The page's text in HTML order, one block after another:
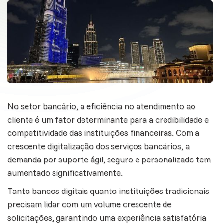
No setor bancário, a eficiência noatendimento ao
clienteé um fator determinante para a credibilidade e
competitividade das instituições financeiras. Com a
crescente digitalização dos serviços bancários, a
demanda por suporte ágil, seguro e personalizado tem
aumentado significativamente.
Tanto bancos digitais quanto instituições tradicionais
precisam lidar com um volume crescente de
solicitações, garantindo uma experiência satisfatória